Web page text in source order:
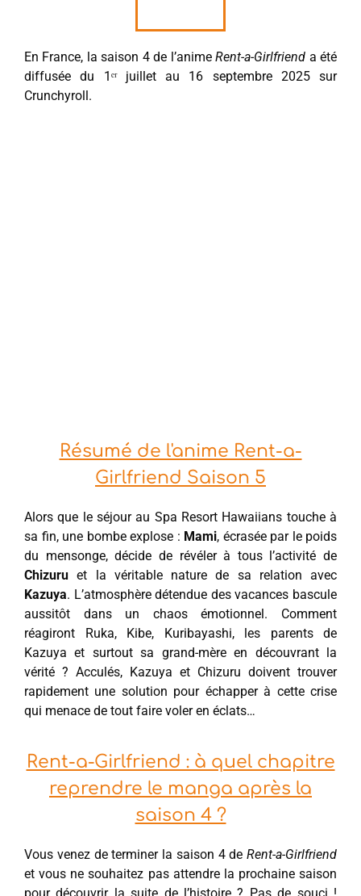
En France, la saison 4 de l’animeRent-a-Girlfriend a été
diffusée du 1ᵉʳ juillet au 16 septembre 2025 sur
Crunchyroll.
Résumé de l'anime Rent-a-
Girlfriend Saison 5
Alors que le séjour au Spa Resort Hawaiians touche à
sa fin, une bombe explose : Mami, écrasée par le poids
du mensonge, décide de révéler à tous l’activité de
Chizuru et la véritable nature de sa relation avec
Kazuya. L’atmosphère détendue des vacances bascule
aussitôt dans un chaos émotionnel. Comment
réagiront Ruka, Kibe, Kuribayashi, les parents de
Kazuya et surtout sa grand-mère en découvrant la
vérité ? Acculés, Kazuya et Chizuru doivent trouver
rapidement une solution pour échapper à cette crise
qui menace de tout faire voler en éclats…
Rent-a-Girlfriend : à quel chapitre
reprendre le manga après la
saison 4 ?
Vous venez de terminer la saison 4 de Rent-a-Girlfriend
et vous ne souhaitez pas attendre la prochaine saison
pour découvrir la suite de l’histoire ? Pas de souci !